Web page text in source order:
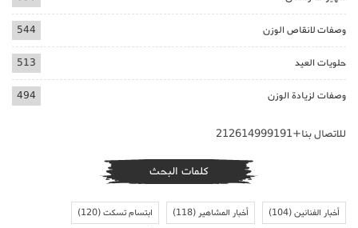
وصفات لانقاص الوزن 544
حلويات العيد 513
وصفات لزيادة الوزن 494
للاتصال بنا+212614999191
كلمات البحث
أخبار الفنانين(104) أخبار المشاهير(118) ابتسام تسكت(120)